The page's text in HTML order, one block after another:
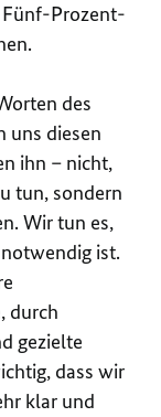
Fünf-Prozent-
des
uns diesen
ihn – nicht,
tun, sondern
Wir tun es,
ist.
durch
gezielte
dass wir
klar und